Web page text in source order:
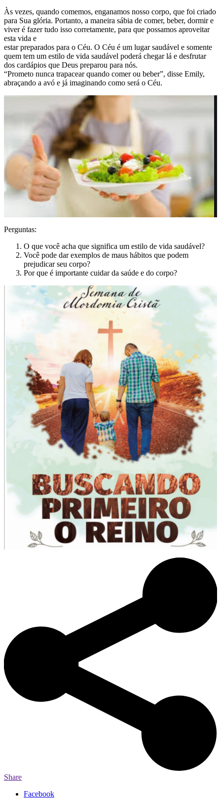
Às vezes, quando comemos, enganamos nosso corpo, que foi criado
para Sua glória. Portanto, a maneira sábia de comer, beber, dormir e
viver é fazer tudo isso corretamente, para que possamos aproveitar
esta vida e
estar preparados para o Céu. O Céu é um lugar saudável e somente
quem tem um estilo de vida saudável poderá chegar lá e desfrutar
dos cardápios que Deus preparou para nós.
“Prometo nunca trapacear quando comer ou beber”, disse Emily,
abraçando a avó e já imaginando como será o Céu.
Perguntas:
O que você acha que significa um estilo de vida saudável?
Você pode dar exemplos de maus hábitos que podem
prejudicar seu corpo?
Por que é importante cuidar da saúde e do corpo?
Share
Facebook